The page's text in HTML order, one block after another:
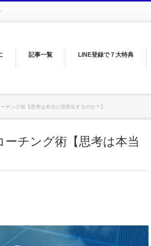
記事一覧 LINE登録で７大特典
チング術【思考は本当に現実化するのか？】
チング術【思考は本当